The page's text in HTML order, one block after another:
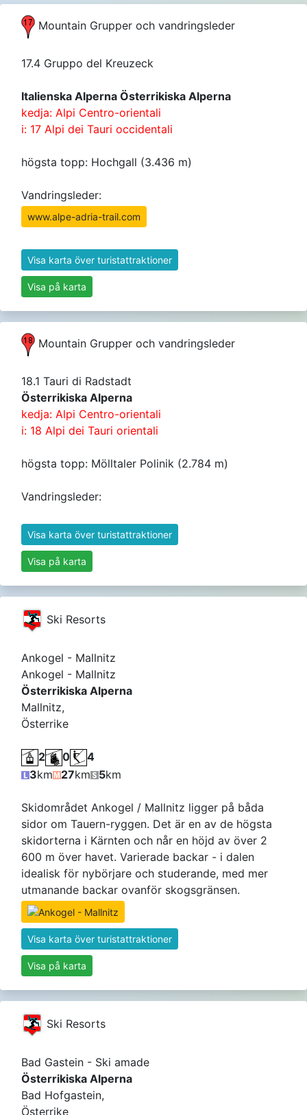
Mountain Grupper och vandringsleder
17.4 Gruppo del Kreuzeck
Italienska Alperna Österrikiska Alperna
kedja: Alpi Centro-orientali
i: 17 Alpi dei Tauri occidentali
högsta topp: Hochgall (3.436 m)
Vandringsleder:
www.alpe-adria-trail.com
Visa karta över turistattraktioner
Visa på karta
Mountain Grupper och vandringsleder
18.1 Tauri di Radstadt
Österrikiska Alperna
kedja: Alpi Centro-orientali
i: 18 Alpi dei Tauri orientali
högsta topp: Mölltaler Polinik (2.784 m)
Vandringsleder:
Visa karta över turistattraktioner
Visa på karta
Ski Resorts
Ankogel - Mallnitz
Ankogel - Mallnitz
Österrikiska Alperna
Mallnitz,
Österrike
2 0
4
3km 27km 5km
Skidområdet Ankogel / Mallnitz ligger på båda
sidor om Tauern-ryggen. Det är en av de högsta
skidorterna i Kärnten och når en höjd av över 2
600 m över havet. Varierade backar - i dalen
idealisk för nybörjare och studerande, med mer
utmanande backar ovanför skogsgränsen.
Visa karta över turistattraktioner
Visa på karta
Ski Resorts
Bad Gastein - Ski amade
Österrikiska Alperna
Bad Hofgastein,
Österrike